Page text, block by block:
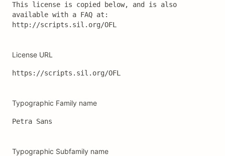
This license is copied below, and is also
available with a FAQ at:
http://scripts.sil.org/OFL
License URL
https://scripts.sil.org/OFL
Typographic Family name
Petra Sans
Typographic Subfamily name